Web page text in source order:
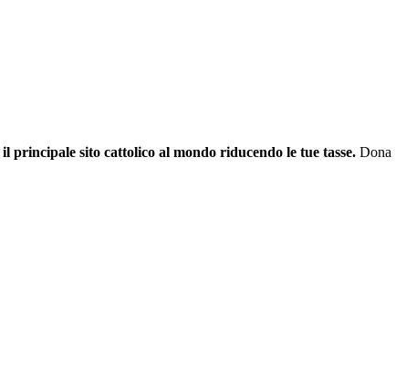
il principale sito cattolico al mondo riducendo le tue tasse. Dona